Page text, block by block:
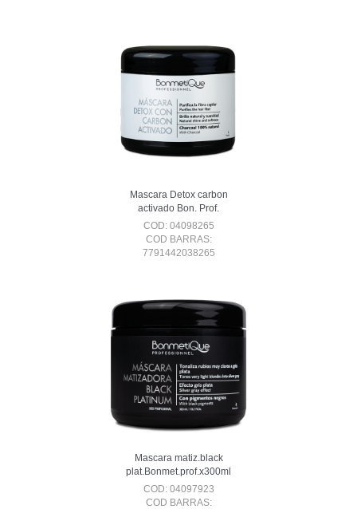
Mascara Detox carbon
activado Bon. Prof.
COD: 04098265
COD BARRAS:
7791442038265
Mascara matiz.black
plat.Bonmet.prof.x300ml
COD: 04097923
COD BARRAS: